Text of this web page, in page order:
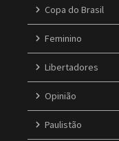
Copa do Brasil
Feminino
Libertadores
Opinião
Paulistão